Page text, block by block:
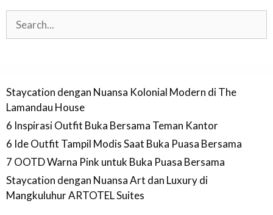
Staycation dengan Nuansa Kolonial Modern di The
Lamandau House
6 Inspirasi Outfit Buka Bersama Teman Kantor
6 Ide Outfit Tampil Modis Saat Buka Puasa Bersama
7 OOTD Warna Pink untuk Buka Puasa Bersama
Staycation dengan Nuansa Art dan Luxury di
Mangkuluhur ARTOTEL Suites